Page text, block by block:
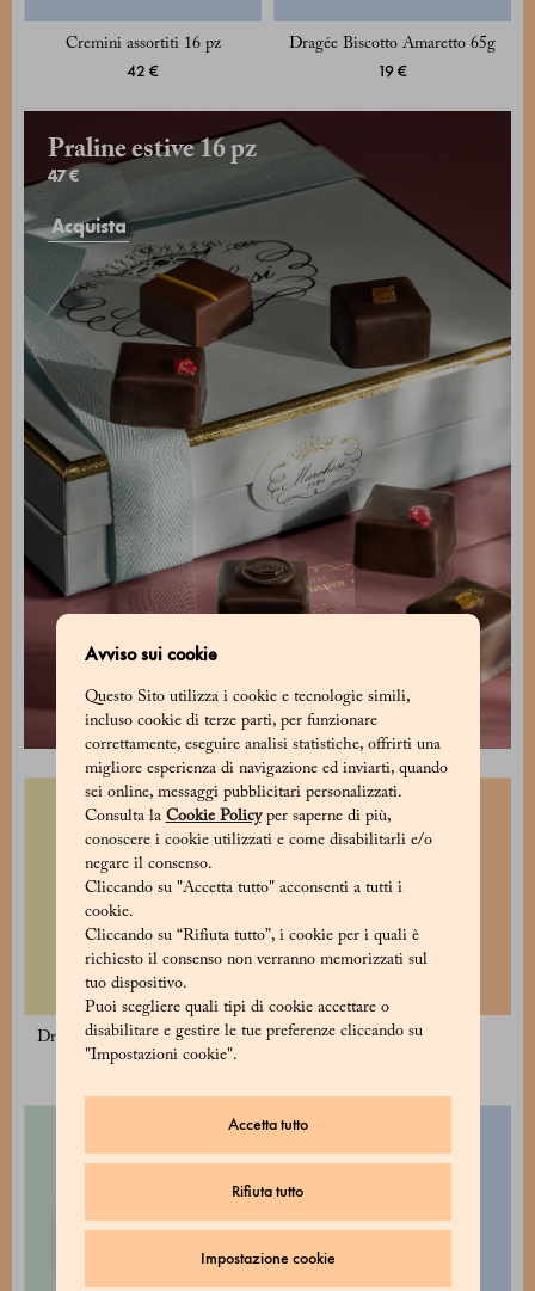
Avviso sui cookie
Questo Sito utilizza i cookie e tecnologie simili,
incluso cookie di terze parti, per funzionare
correttamente, eseguire analisi statistiche, offrirti una
migliore esperienza di navigazione ed inviarti, quando
sei online, messaggi pubblicitari personalizzati.
Consulta la Cookie Policyper saperne di più,
conoscere i cookie utilizzati e come disabilitarli e/o
negare il consenso.
Cliccando su "Accetta tutto" acconsenti a tutti i
cookie.
Cliccando su “Rifiuta tutto”, i cookie per i quali è
richiesto il consenso non verranno memorizzati sul
tuo dispositivo.
Puoi scegliere quali tipi di cookie accettare o
disabilitare e gestire le tue preferenze cliccando su
"Impostazioni cookie".
Accetta tutto
Rifiuta tutto
Impostazione cookie
Cremini assortiti 16 pz
42 €
Dragée Biscotto Amaretto 65g
19 €
Praline estive 16 pz
47 €
Acquista
Dragée Fragole e Limone 125g
19 €
Dragée Mirtilli 125 g